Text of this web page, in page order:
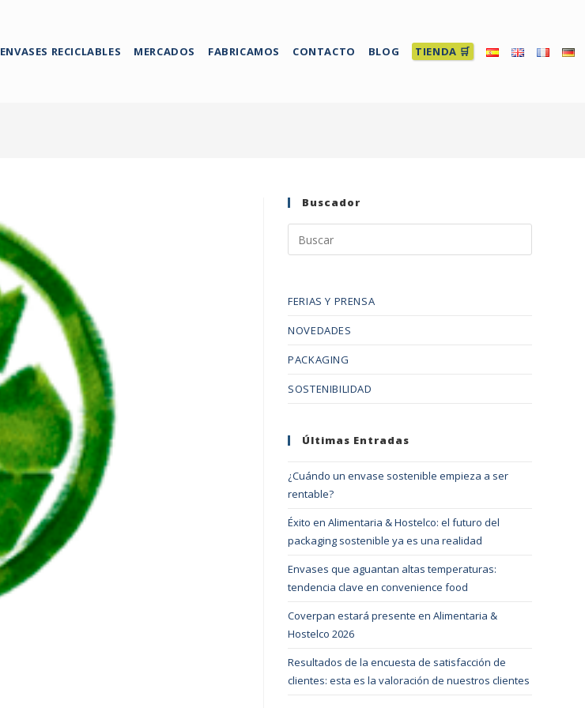
ENVASES RECICLABLES MERCADOS FABRICAMOS CONTACTO BLOG TIENDA 🛒
Buscador
FERIAS Y PRENSA
NOVEDADES
PACKAGING
SOSTENIBILIDAD
Últimas Entradas
¿Cuándo un envase sostenible empieza a ser
rentable?
Éxito en Alimentaria & Hostelco: el futuro del
packaging sostenible ya es una realidad
Envases que aguantan altas temperaturas:
tendencia clave en convenience food
Coverpan estará presente en Alimentaria &
Hostelco 2026
Resultados de la encuesta de satisfacción de
clientes: esta es la valoración de nuestros clientes